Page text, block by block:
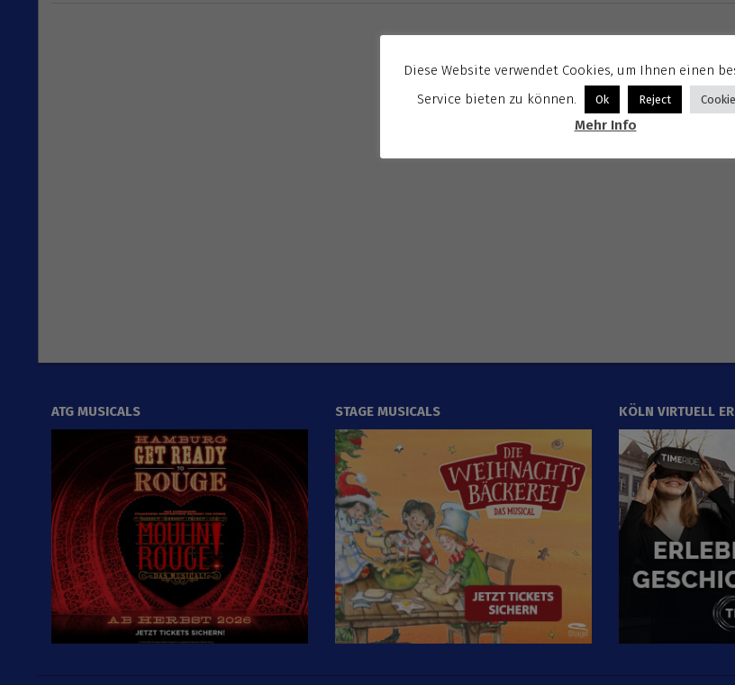
ATG MUSICALS STAGE MUSICALS KÖLN VIRTUELL
Diese Website verwendet Cookies, um Ihnen einen
Service bieten zu können.
Ok Reject
Mehr Info